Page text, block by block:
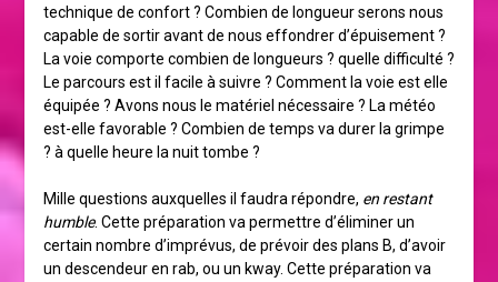
technique de confort ? Combien de longueur serons nous
capable de sortir avant de nous effondrer d’épuisement ?
La voie comporte combien de longueurs ? quelle difficulté ?
Le parcours est il facile à suivre ? Comment la voie est elle
équipée ? Avons nous le matériel nécessaire ? La météo
est-elle favorable ? Combien de temps va durer la grimpe
? à quelle heure la nuit tombe ?
Mille questions auxquelles il faudra répondre, en restant
humble. Cette préparation va permettre d’éliminer un
certain nombre d’imprévus, de prévoir des plans B, d’avoir
un descendeur en rab, ou un kway. Cette préparation va